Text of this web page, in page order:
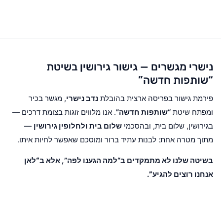
נישרי מגשרים — גישור גירושין בשיטת
“שותפות חדשה”
פירמת גישור בפריסה ארצית בהובלת נדב נישרי, מגשר בכיר
ומפתח שיטת “שותפות חדשה”. אנו מלווים זוגות בצומת דרכים —
בגירושין, שלום בית, ובהסכמי שלום בית ולחלופין גירושין —
מתוך מטרה אחת: לבנות עתיד ברור ומוסכם שאפשר לחיות איתו.
בשיטה שלנו לא מתמקדים ב“למה הגענו לפה”, אלא ב“לאן
אנחנו רוצים להגיע”.